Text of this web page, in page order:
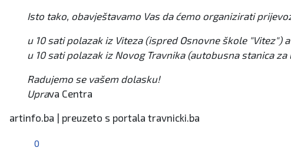
Isto tako, obavještavamo Vas da ćemo organizirati
u 10 sati polazak iz Viteza (ispred Osnovne škole "Vitez")
u 10 sati polazak iz Novog Travnika (autobusna stanica
Radujemo se vašem dolasku!
Uprava Centra
artinfo.ba | preuzeto s portala travnicki.ba
0